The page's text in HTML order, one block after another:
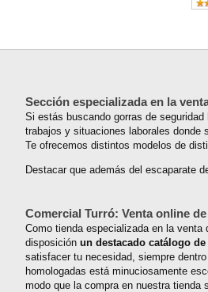
Sección especializada en la
Si estás buscando gorras de
trabajos y situaciones laborales donde
Te ofrecemos distintos modelos de
Destacar que además del escaparate
Comercial Turró: Venta online
Como tienda especializada en la
disposición un destacado catálogo
satisfacer tu necesidad, siempre
homologadas está minuciosamente
modo que la compra en nuestra tienda